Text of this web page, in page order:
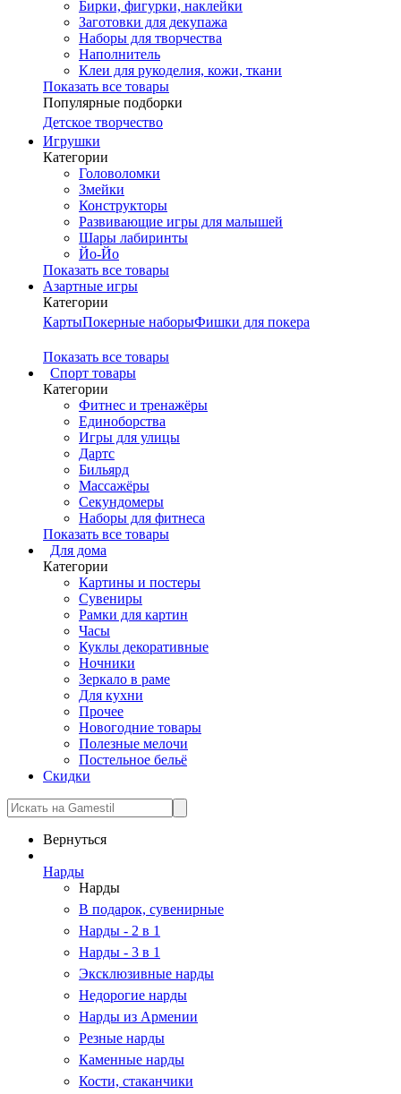
Бирки, фигурки, наклейки
Заготовки для декупажа
Наборы для творчества
Наполнитель
Клеи для рукоделия, кожи, ткани
Показать все товары
Популярные подборки
Детское творчество
Игрушки
Категории
Головоломки
Змейки
Конструкторы
Развивающие игры для малышей
Шары лабиринты
Йо-Йо
Показать все товары
Азартные игры
Категории
КартыПокерные наборыФишки для покера
Показать все товары
Cпорт товары
Категории
Фитнес и тренажёры
Единоборства
Игры для улицы
Дартс
Бильярд
Массажёры
Секундомеры
Наборы для фитнеса
Показать все товары
Для дома
Категории
Картины и постеры
Сувениры
Рамки для картин
Часы
Куклы декоративные
Ночники
Зеркало в раме
Для кухни
Прочее
Новогодние товары
Полезные мелочи
Постельное бельё
Скидки
Вернуться
Нарды
Нарды
В подарок, сувенирные
Нарды - 2 в 1
Нарды - 3 в 1
Эксклюзивные нарды
Недорогие нарды
Нарды из Армении
Резные нарды
Каменные нарды
Кости, стаканчики